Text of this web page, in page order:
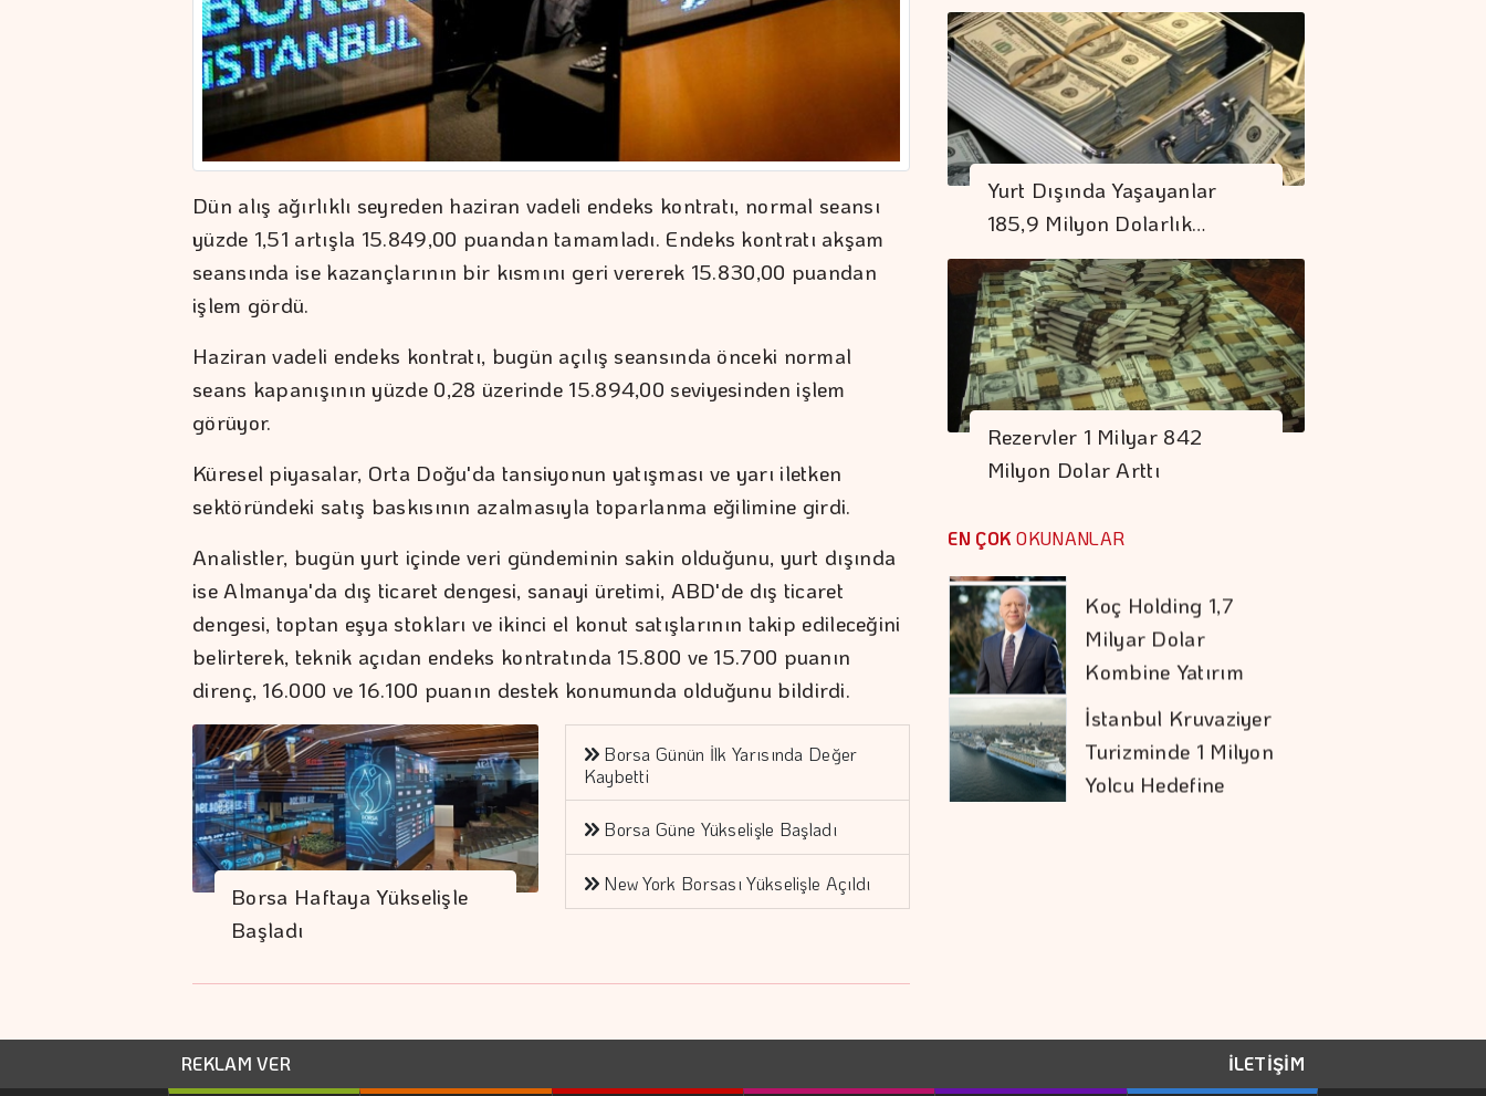
Dün alış ağırlıklı seyreden haziran vadeli endeks kontratı, normal seansı
yüzde 1,51 artışla 15.849,00 puandan tamamladı. Endeks kontratı akşam
seansında ise kazançlarının bir kısmını geri vererek 15.830,00 puandan
işlem gördü.
Haziran vadeli endeks kontratı, bugün açılış seansında önceki normal
seans kapanışının yüzde 0,28 üzerinde 15.894,00 seviyesinden işlem
görüyor.
Küresel piyasalar, Orta Doğu'da tansiyonun yatışması ve yarı iletken
sektöründeki satış baskısının azalmasıyla toparlanma eğilimine girdi.
Analistler, bugün yurt içinde veri gündeminin sakin olduğunu, yurt dışında
ise Almanya'da dış ticaret dengesi, sanayi üretimi, ABD'de dış ticaret
dengesi, toptan eşya stokları ve ikinci el konut satışlarının takip edileceğini
belirterek, teknik açıdan endeks kontratında 15.800 ve 15.700 puanın
direnç, 16.000 ve 16.100 puanın destek konumunda olduğunu bildirdi.
Borsa Haftaya Yükselişle
Başladı
Borsa Günün İlk Yarısında Değer
Kaybetti
Borsa Güne Yükselişle Başladı
New York Borsası Yükselişle Açıldı
Yurt Dışında Yaşayanlar
185,9 Milyon Dolarlık…
Rezervler 1 Milyar 842
Milyon Dolar Arttı
EN ÇOK OKUNANLAR
Spot Piyasada Doğal
Gaz Fiyatları
Petrol Anlaşma
Umutlarına Rağmen
Hafif De Olsa Arttı
Borç Kıskacı
Derinleşiyor
Koç Holding 1,7
Kombine Yatırım
İstanbul Kruvaziyer
Turizminde 1 Milyon
Yolcu Hedefine
Şekerbank'tan Yılın
İlk Yarısında Yüzde
32 Büyüme
Doların Zayıflaması
REKLAM VER İLETİŞİM